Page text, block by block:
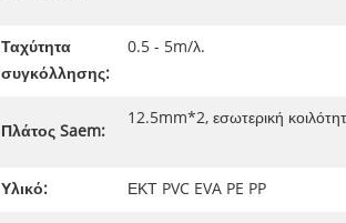
Ταχύτητα
συγκόλλησης:
0.5 - 5m/λ.
Πλάτος Saem:
12.5mm*2, εσωτερική
Υλικό: ΕΚΤ PVC EVA PE PP